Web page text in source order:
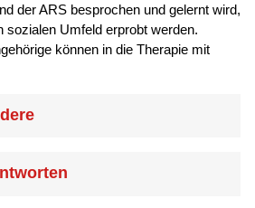
der ARS besprochen und gelernt wird,
sozialen Umfeld erprobt werden.
können in die Therapie mit
insgesamt gut. Ich lerne
vor anderen an